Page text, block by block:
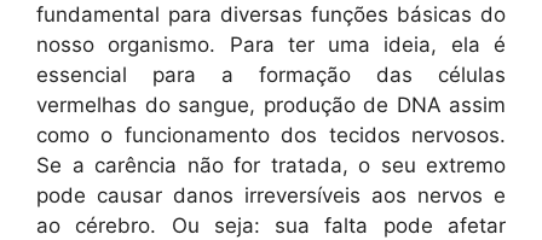
fundamental para diversas funções básicas do
nosso organismo. Para ter uma ideia, ela é
essencial para a formação das células
vermelhas do sangue, produção de DNA assim
como o funcionamento dos tecidos nervosos.
Se a carência não for tratada, o seu extremo
pode causar danos irreversíveis aos nervos e
ao cérebro. Ou seja: sua falta pode afetar